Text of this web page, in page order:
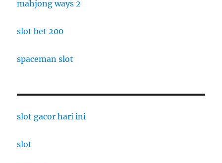
mahjong ways 2
slot bet 200
spaceman slot
slot gacor hari ini
slot